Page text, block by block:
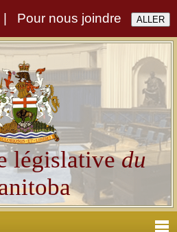
Pour nous joindre
législativedu